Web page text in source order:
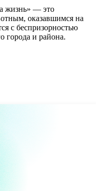
жизнь» — это
оказавшимся на
с беспризорностью
города и района.